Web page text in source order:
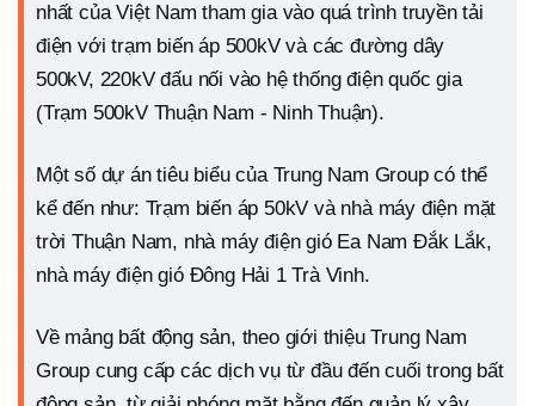
nhất của Việt Nam tham gia vào quá trình truyền tải
điện với trạm biến áp 500kV và các đường dây
500kV, 220kV đấu nối vào hệ thống điện quốc gia
(Trạm 500kV Thuận Nam - Ninh Thuận).
Một số dự án tiêu biểu của Trung Nam Group có thể
kể đến như: Trạm biến áp 50kV và nhà máy điện mặt
trời Thuận Nam, nhà máy điện gió Ea Nam Đắk Lắk,
nhà máy điện gió Đông Hải 1 Trà Vinh.
Về mảng bất động sản, theo giới thiệu Trung Nam
Group cung cấp các dịch vụ từ đầu đến cuối trong bất